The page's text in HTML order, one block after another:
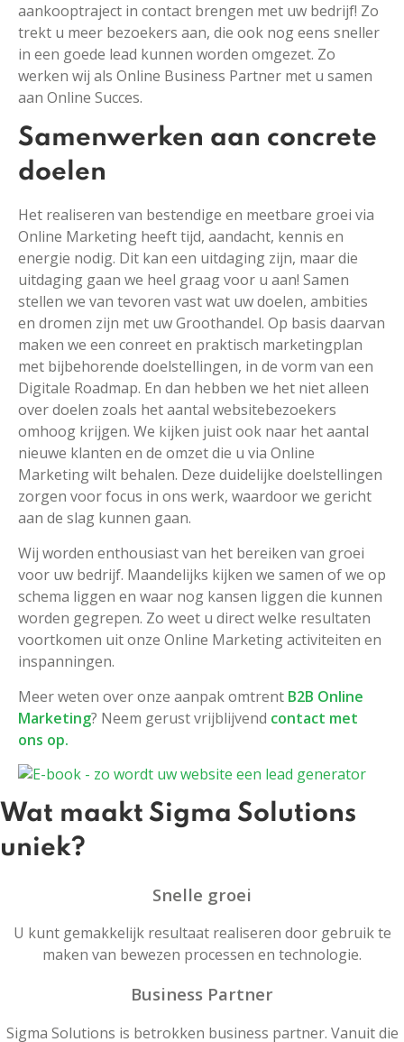
aankooptraject in contact brengen met uw bedrijf! Zo
trekt u meer bezoekers aan, die ook nog eens sneller
in een goede lead kunnen worden omgezet. Zo
werken wij als Online Business Partner met u samen
aan Online Succes.
Samenwerken aan concrete
doelen
Het realiseren van bestendige en meetbare groei via
Online Marketing heeft tijd, aandacht, kennis en
energie nodig. Dit kan een uitdaging zijn, maar die
uitdaging gaan we heel graag voor u aan! Samen
stellen we van tevoren vast wat uw doelen, ambities
en dromen zijn met uw Groothandel. Op basis daarvan
maken we een conreet en praktisch marketingplan
met bijbehorende doelstellingen, in de vorm van een
Digitale Roadmap. En dan hebben we het niet alleen
over doelen zoals het aantal websitebezoekers
omhoog krijgen. We kijken juist ook naar het aantal
nieuwe klanten en de omzet die u via Online
Marketing wilt behalen. Deze duidelijke doelstellingen
zorgen voor focus in ons werk, waardoor we gericht
aan de slag kunnen gaan.
Wij worden enthousiast van het bereiken van groei
voor uw bedrijf. Maandelijks kijken we samen of we op
schema liggen en waar nog kansen liggen die kunnen
worden gegrepen. Zo weet u direct welke resultaten
voortkomen uit onze Online Marketing activiteiten en
inspanningen.
Meer weten over onze aanpak omtrent B2B Online
Marketing? Neem gerust vrijblijvend contact met
ons op.
Wat maakt Sigma Solutions
uniek?
Snelle groei
U kunt gemakkelijk resultaat realiseren door gebruik te
maken van bewezen processen en technologie.
Business Partner
Sigma Solutions is betrokken business partner. Vanuit die